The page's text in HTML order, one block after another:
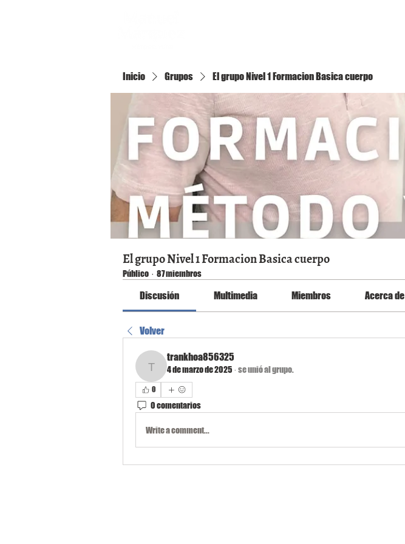
Inicio Grupos El grupo Nivel 1 Formacion Basica cuerpo
El grupo Nivel 1 Formacion Basica cuerpo
Público · 87 miembros
Discusión Multimedia Miembros Acerca de
Volver
trankhoa856325
trankhoa856325
4 de marzo de 2025 · se unió al grupo.
0
0 comentarios
Write a comment...